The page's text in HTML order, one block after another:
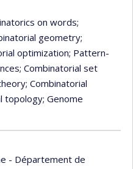
on words;
geometry;
optimization; Pattern-
; Combinatorial set
; Combinatorial
topology; Genome
- Département de